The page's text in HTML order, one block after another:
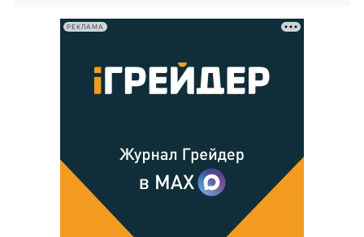
РЕКЛАМА